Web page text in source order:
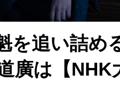
を追い詰め
廣は【NHK